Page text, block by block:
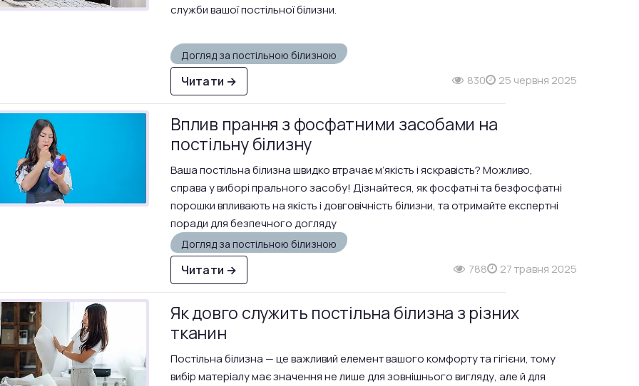
служби вашої постільної білизни.
Догляд за постільною білизною
Читати → 830 25 червня 2025
Вплив прання з фосфатними засобами на
постільну білизну
Ваша постільна білизна швидко втрачає м’якість і яскравість? Можливо,
справа у виборі прального засобу! Дізнайтеся, як фосфатні та безфосфатні
порошки впливають на якість і довговічність білизни, та отримайте експертні
поради для безпечного догляду
Догляд за постільною білизною
Читати → 788 27 травня 2025
Як довго служить постільна білизна з різних
тканин
Постільна білизна — це важливий елемент вашого комфорту та гігієни, тому
вибір матеріалу має значення не лише для зовнішнього вигляду, але й для